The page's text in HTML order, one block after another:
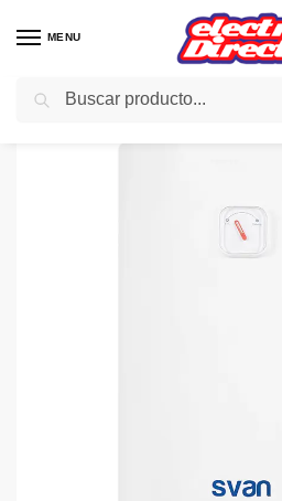
MENU
Inicio Climatización / Termos eléctricos